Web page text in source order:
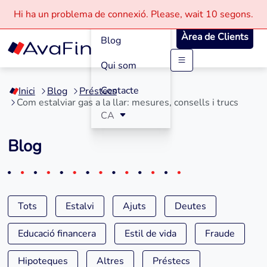
Saltar
contingut
Hi ha un problema de connexió. Please, wait 10 segons.
Blog
Qui som
Contacte
CA
Àrea de Clients
Inici Blog
Préstecs
Com estalviar gas a la llar: mesures, consells i trucs
Blog
Tots Estalvi Ajuts Deutes
Educació financera Estil de vida Fraude
Hipoteques Altres Préstecs